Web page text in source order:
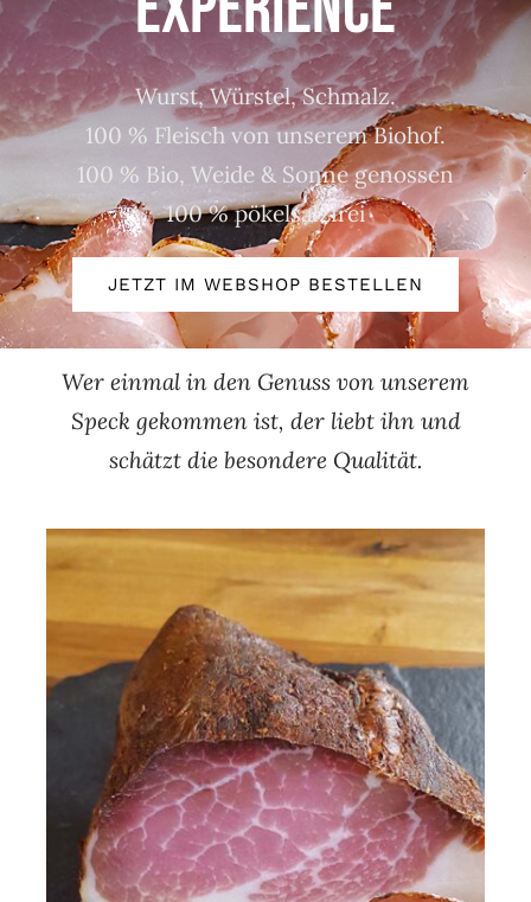
Events
Wurst, Würstel, Schmalz.
100 % Fleisch von unserem Biohof.
100 % Bio, Weide & Sonne genossen
100 % pökelsalzfrei
JETZT IM WEBSHOP BESTELLEN
Wer einmal in den Genuss von unserem
Speck gekommen ist, der liebt ihn und
schätzt die besondere Qualität.